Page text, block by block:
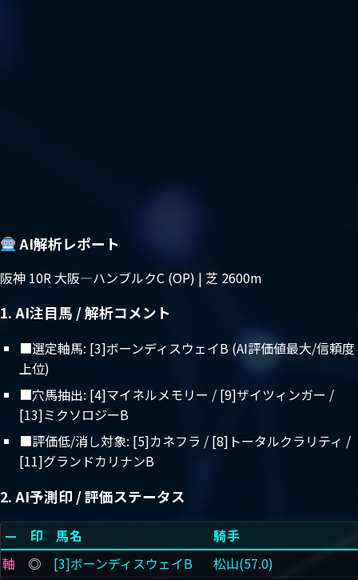
AI解析レポート
阪神 10R 大阪―ハンブルクC (OP) | 芝 2600m
1. AI注目馬 / 解析コメント
■選定軸馬: [3]ボーンディスウェイB (AI評価値最大/信頼度
上位)
■穴馬抽出: [4]マイネルメモリー / [9]ザイツィンガー /
[13]ミクソロジーB
■評価低/消し対象: [5]カネフラ / [8]トータルクラリティ /
[11]グランドカリナンB
2. AI予測印 / 評価ステータス
— 印 馬名
騎手
軸
◎ [3]ボーンディスウェイB
松山(57.0)